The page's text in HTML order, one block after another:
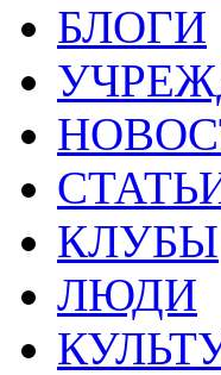
БЛОГИ
КЛУБЫ
ЛЮДИ